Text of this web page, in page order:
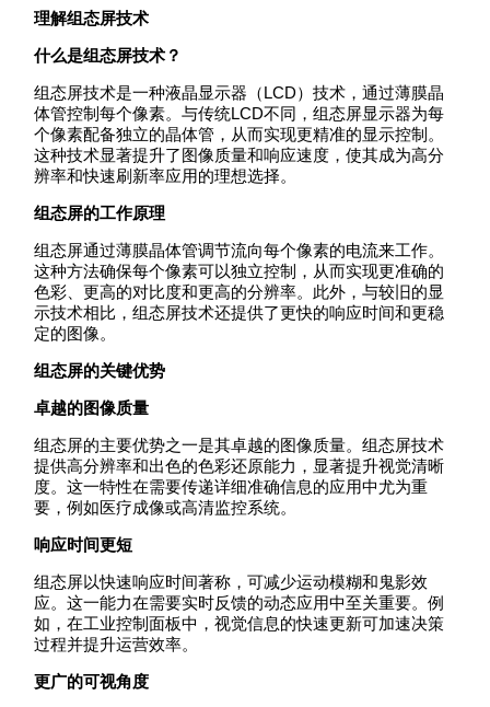
理解组态屏技术
什么是组态屏技术？
组态屏技术是一种液晶显示器（LCD）技术，通过薄膜晶
体管控制每个像素。与传统LCD不同，组态屏显示器为每
个像素配备独立的晶体管，从而实现更精准的显示控制。
这种技术显著提升了图像质量和响应速度，使其成为高分
辨率和快速刷新率应用的理想选择。
组态屏的工作原理
组态屏通过薄膜晶体管调节流向每个像素的电流来工作。
这种方法确保每个像素可以独立控制，从而实现更准确的
色彩、更高的对比度和更高的分辨率。此外，与较旧的显
示技术相比，组态屏技术还提供了更快的响应时间和更稳
定的图像。
组态屏的关键优势
卓越的图像质量
组态屏的主要优势之一是其卓越的图像质量。组态屏技术
提供高分辨率和出色的色彩还原能力，显著提升视觉清晰
度。这一特性在需要传递详细准确信息的应用中尤为重
要，例如医疗成像或高清监控系统。
响应时间更短
组态屏以快速响应时间著称，可减少运动模糊和鬼影效
应。这一能力在需要实时反馈的动态应用中至关重要。例
如，在工业控制面板中，视觉信息的快速更新可加速决策
过程并提升运营效率。
更广的可视角度